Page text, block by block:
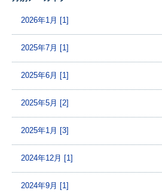
2026年1月 [1]
2025年7月 [1]
2025年6月 [1]
2025年5月 [2]
2025年1月 [3]
2024年12月 [1]
2024年9月 [1]